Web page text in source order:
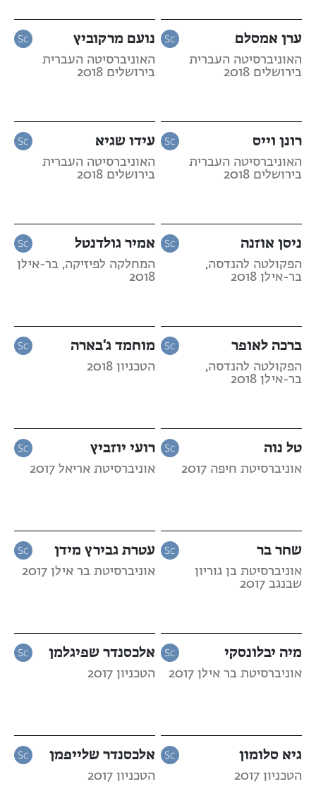
ערן אמסלם
האוניברסיטה העברית
בירושלים 2018
נועם מרקוביץ
האוניברסיטה העברית
בירושלים 2018
רונן וייס
האוניברסיטה העברית
בירושלים 2018
עידו שגיא
האוניברסיטה העברית
בירושלים 2018
ניסן אוזנה
הפקולטה להנדסה,
בר-אילן 2018
אמיר גולדנטל
המחלקה לפיזיקה, בר-אילן
2018
ברכה לאופר
הפקולטה להנדסה,
בר-אילן 2018
מוחמד ג'בארה
הטכניון 2018
טל נוה
אוניברסיטת חיפה 2017
רועי יוזביץ
אוניברסיטת אריאל 2017
שחר בר
אוניברסיטת בן גוריון
שבנגב 2017
עטרת גבירץ מידן
אוניברסיטת בר אילן 2017
מיה יבלונסקי
אוניברסיטת בר אילן 2017
אלכסנדר שפיגלמן
הטכניון 2017
גיא סלומון
הטכניון 2017
אלכסנדר שלייפמן
הטכניון 2017